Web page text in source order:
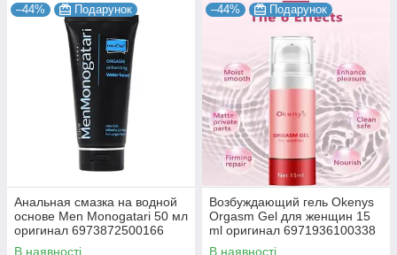
–44% Подарунок
Анальная смазка на водной
основе Men Monogatari 50 мл
оригинал 6973872500166
В наявності
–44% Подарунок
Возбуждающий гель Okenys
Orgasm Gel для женщин 15
ml оригинал 6971936100338
В наявності